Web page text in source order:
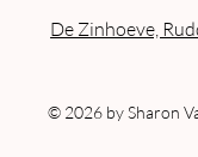
De Zinhoeve,
© 2026 by Sharon